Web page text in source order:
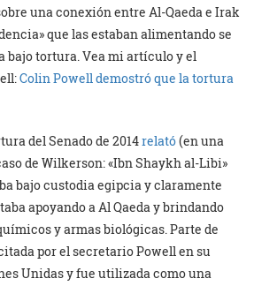
una conexión entre Al-Qaeda e Irak
que las estaban alimentando se
bajo tortura. Vea mi artículo y el
Colin Powell demostró que la tortura
del Senado de 2014relató(en una
de Wilkerson: «Ibn Shaykh al-Libi»
bajo custodia egipcia y claramente
apoyando a Al Qaeda y brindando
y armas biológicas. Parte de
por el secretario Powell en su
Unidas y fue utilizada como una